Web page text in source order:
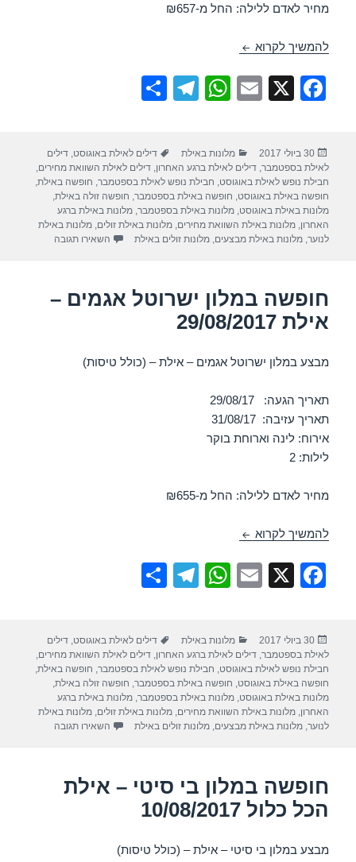
מחיר לאדם ללילה: החל מ-₪657
להמשיך לקרוא חופשה במלון ישרוטל אגמים – אילת 13/08/2017
F
e
b
o
o
X
E
W
s
A
p
p
T
gr
a
m
e
פורסם
בתאריך
30 ביולי 2017 קטגוריות
מלונות באילת תגיות
דילים לאילת באוגוסט ,דילים
לאילת בספטמבר ,דילים לאילת ברגע האחרון ,דילים לאילת השוואת מחירים
חבילת נופש לאילת באוגוסט חבילת נופש לאילת בספטמבר חופשה באילת
חופשה באילת באוגוסט חופשה באילת בספטמבר חופשה זולה באילת
מלונות באילת באוגוסט ,מלונות באילת בספטמבר ,מלונות באילת ברגע
האחרון ,מלונות באילת השוואת מחירים ,מלונות באילת זולים ,מלונות באילת
לנוער ,מלונות באילת מבצעים ,מלונות זולים באילת השאירו תגובה
חופשה במלון ישרוטל אגמים –
אילת 29/08/2017
מבצע במלון ישרוטל אגמים – אילת – (כולל טיסות)
תאריך הגעה: 29/08/17
תאריך עזיבה: 31/08/17
אירוח: לינה וארוחת בוקר
לילות: 2
מחיר לאדם ללילה: החל מ-₪655
להמשיך לקרוא חופשה במלון ישרוטל אגמים – אילת 29/08/2017
F
e
b
o
o
X
E
W
s
A
p
p
T
gr
a
m
e
פורסם
בתאריך
30 ביולי 2017 קטגוריות
מלונות באילת תגיות
דילים לאילת באוגוסט,דילים
לאילת בספטמבר,דילים לאילת ברגע האחרון,דילים לאילת השוואת מחירים,
חבילת נופש לאילת באוגוסט, חבילת נופש לאילת בספטמבר, חופשה באילת,
חופשה באילת באוגוסט, חופשה באילת בספטמבר, חופשה זולה באילת,
מלונות באילת באוגוסט,מלונות באילת בספטמבר,מלונות באילת ברגע
האחרון,מלונות באילת השוואת מחירים,מלונות באילת זולים,מלונות באילת
לנוער,מלונות באילת מבצעים,מלונות זולים באילת השאירו תגובה
חופשה במלון בי סיטי – אילת
הכל כלול 10/08/2017
מבצע במלון בי סיטי – אילת – (כולל טיסות)